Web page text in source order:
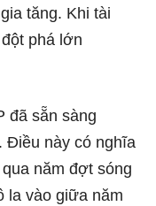
tăng. Khi tài
phá lớn
đã sẵn sàng
Điều này có nghĩa
năm đợt sóng
la vào giữa năm